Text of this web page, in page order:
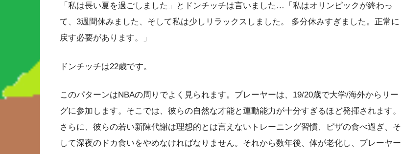
「私は長い夏を過ごしました」とドンチッチは言いました…「私はオリンピックが終わっ
て、3週間休みました、そして私は少しリラックスしました。 多分休みすぎました。正常に
戻す必要があります。」
ドンチッチは22歳です。
このパターンはNBAの周りでよく見られます。プレーヤーは、19/20歳で大学/海外からリー
グに参加します。そこでは、彼らの自然な才能と運動能力が十分すぎるほど発揮されます。
さらに、彼らの若い新陳代謝は理想的とは言えないトレーニング習慣、ピザの食べ過ぎ、そ
して深夜のドカ食いをやめなければなりません。それから数年後、体が老化し、プレーヤー